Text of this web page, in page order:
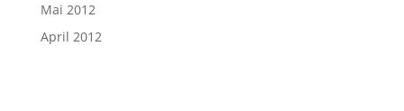
Mai 2012
April 2012